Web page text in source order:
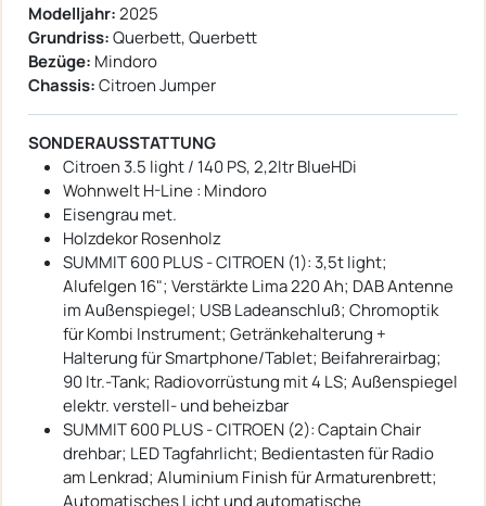
Modelljahr:2025
Grundriss:Querbett, Querbett
Bezüge: Mindoro
Chassis:Citroen Jumper
SONDERAUSSTATTUNG
Citroen 3.5 light / 140 PS, 2,2ltr BlueHDi
Wohnwelt H-Line : Mindoro
Eisengrau met.
Holzdekor Rosenholz
SUMMIT 600 PLUS - CITROEN (1): 3,5t light;
Alufelgen 16"; Verstärkte Lima 220 Ah; DAB Antenne
im Außenspiegel; USB Ladeanschluß; Chromoptik
für Kombi Instrument; Getränkehalterung +
Halterung für Smartphone/Tablet; Beifahrerairbag;
90 ltr.-Tank; Radiovorrüstung mit 4 LS; Außenspiegel
elektr. verstell- und beheizbar
SUMMIT 600 PLUS - CITROEN (2): Captain Chair
drehbar; LED Tagfahrlicht; Bedientasten für Radio
am Lenkrad; Aluminium Finish für Armaturenbrett;
Automatisches Licht und automatische